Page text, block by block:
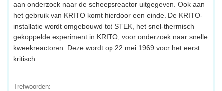
aan onderzoek naar de scheepsreactor uitgegeven. Ook aan
het gebruik van KRITO komt hierdoor een einde. De KRITO-
installatie wordt omgebouwd tot STEK, het snel-thermisch
gekoppelde experiment in KRITO, voor onderzoek naar snelle
kweekreactoren. Deze wordt op 22 mei 1969 voor het eerst
kritisch.
Trefwoorden: